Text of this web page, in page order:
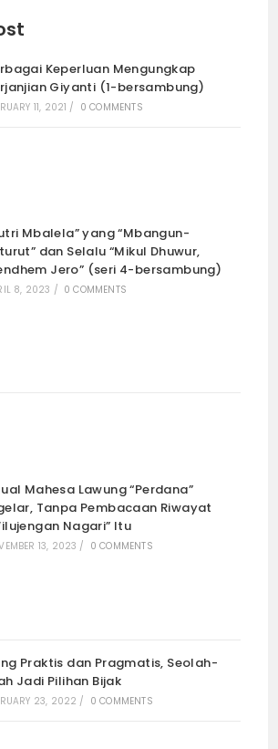
Keperluan Mengungkap
Giyanti (1-bersambung)
11, 2021 / 0 COMMENTS
Mbalela” yang “Mbangun-
dan Selalu “Mikul Dhuwur,
Jero” (seri 4-bersambung)
8, 2023 / 0 COMMENTS
Mahesa Lawung “Perdana”
Tanpa Pembacaan Riwayat
Nagari” Itu
13, 2023 / 0 COMMENTS
Praktis dan Pragmatis, Seolah-
Jadi Pilihan Bijak
23, 2022 / 0 COMMENTS